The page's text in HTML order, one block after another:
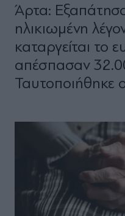
Άρτα:
ηλικιωμένη
καταργείται το
απέσπασαν
Ταυτοποιήθηκε